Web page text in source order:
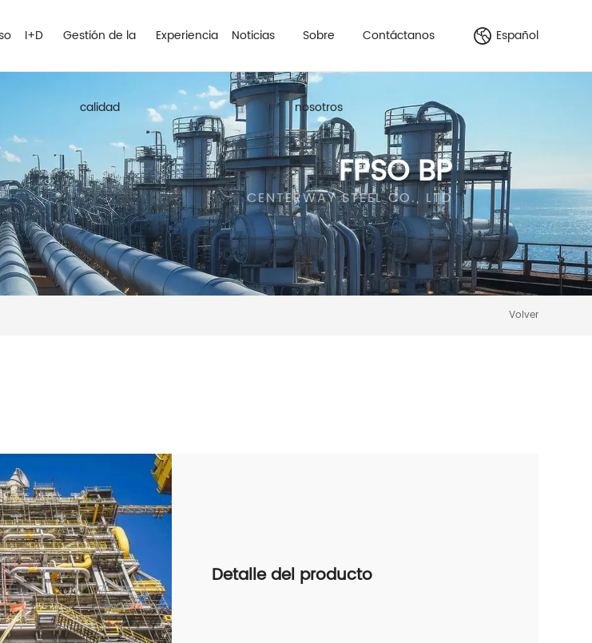
I+D Gestión de la
calidad
Experiencia Noticias Sobre
nosotros
Contáctanos Español
FPSO BP
CENTERWAY STEEL CO., LTD
Volver
Detalle del producto